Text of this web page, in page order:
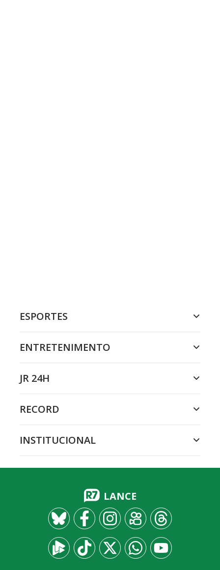
ESPORTES
ENTRETENIMENTO
JR 24H
RECORD
INSTITUCIONAL
LANCE